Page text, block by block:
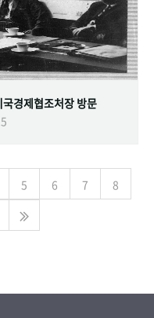
경제협조처장 방문
5 6 7
8